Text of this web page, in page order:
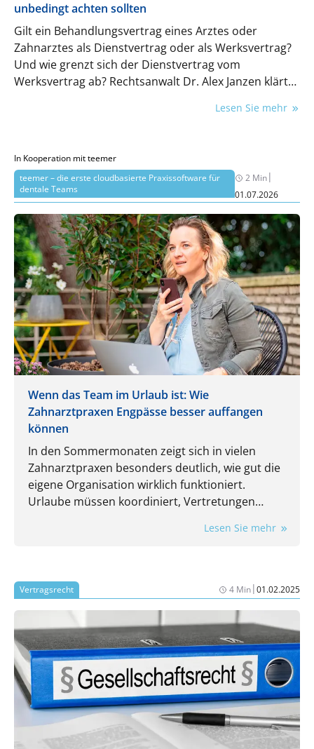
unbedingt achten sollten
Gilt ein Behandlungsvertrag eines Arztes oder
Zahnarztes als Dienstvertrag oder als Werksvertrag?
Und wie grenzt sich der Dienstvertrag vom
Werksvertrag ab? Rechtsanwalt Dr. Alex Janzen klärt
Lesen Sie mehr
In Kooperation mit teemer
teemer – die erste cloudbasierte Praxissoftware für
dentale Teams
2 Min|
01.07.2026
Wenn das Team im Urlaub ist: Wie
Zahnarztpraxen Engpässe besser auffangen
können
In den Sommermonaten zeigt sich in vielen
Zahnarztpraxen besonders deutlich, wie gut die
eigene Organisation wirklich funktioniert.
Urlaube müssen koordiniert, Vertretungen
zuverlässig erledigt werden. Gerade dann wird
Mitarbeitenden abhängt.
Lesen Sie mehr
Vertragsrecht 4 Min|01.02.2025